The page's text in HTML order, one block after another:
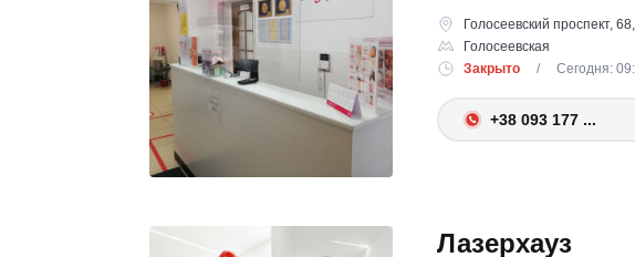
Голосеевский проспект,
Голосеевская
Закрыто
/ Сегодня:
+38 093 177 ...
Лазерхауз